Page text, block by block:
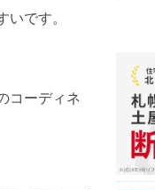
いです。
コーディネ